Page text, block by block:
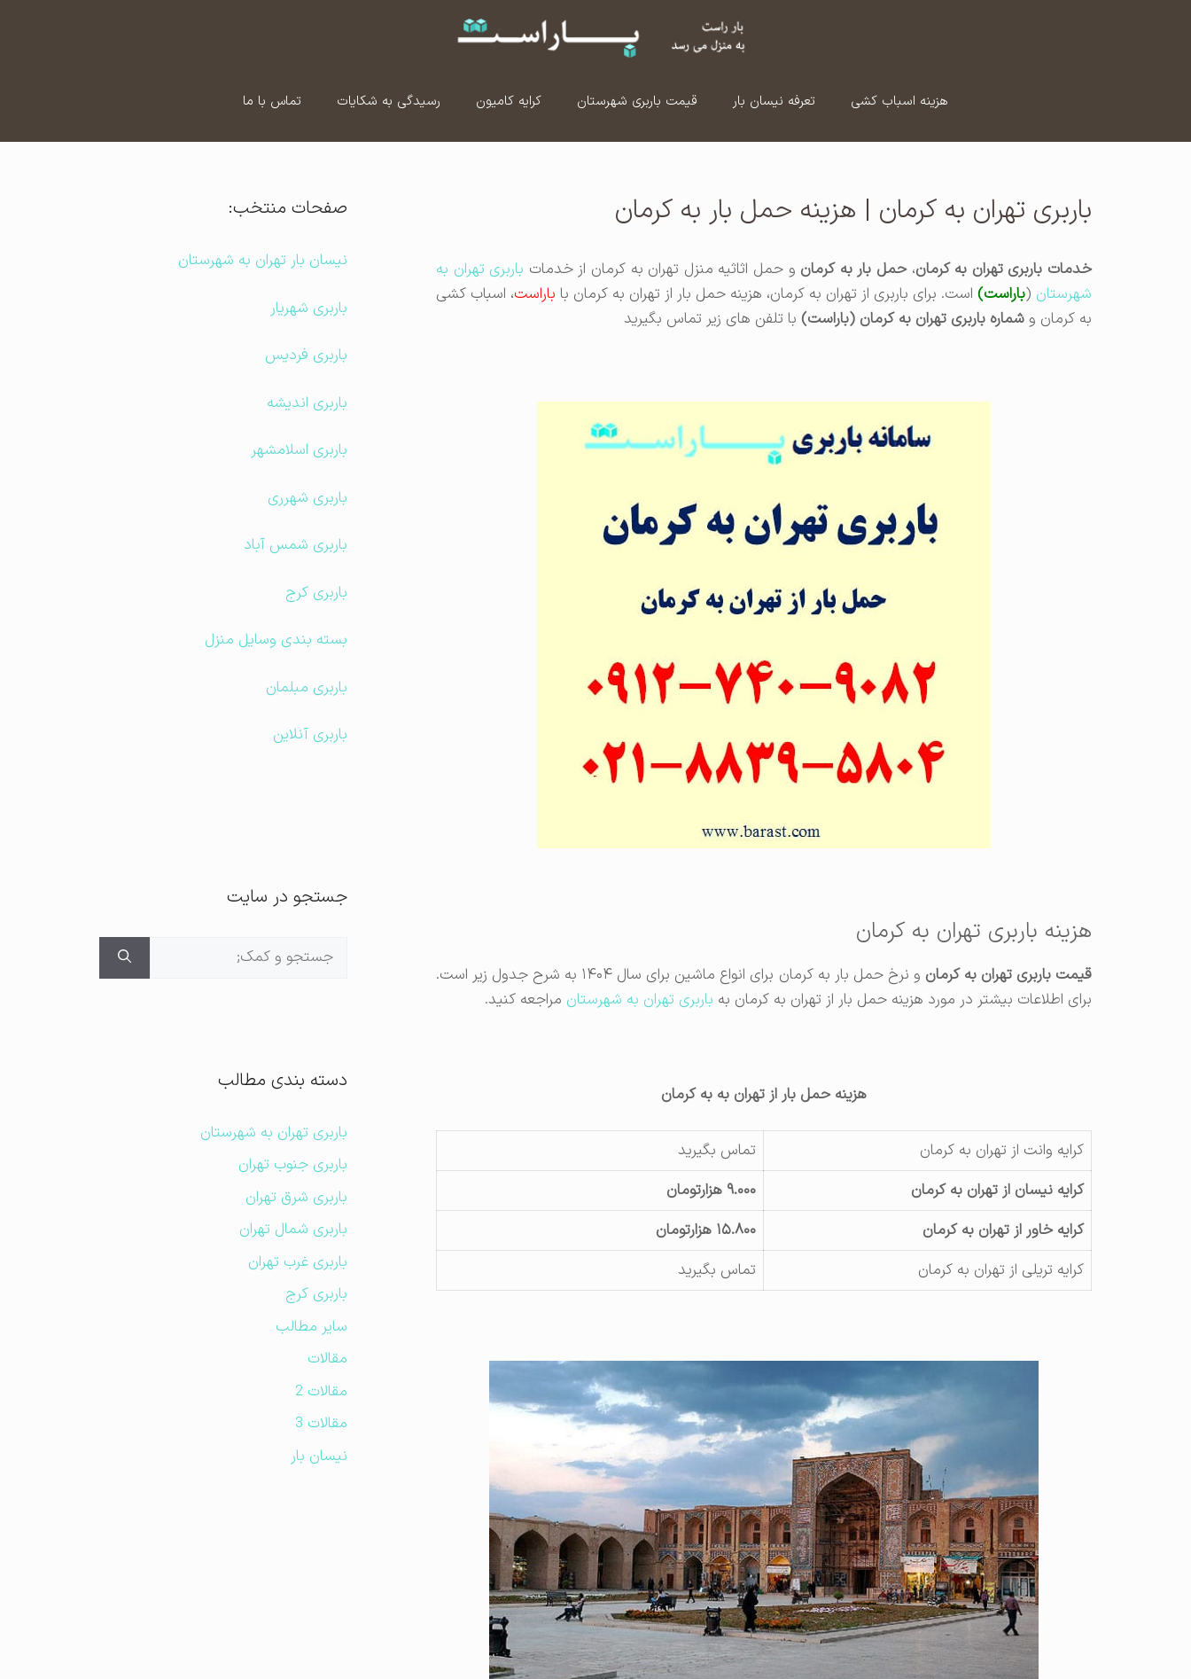
هزینه اسباب کشی تعرفه نیسان بار قیمت باربری شهرستان کرایه کامیون رسیدگی به شکایات تماس با ما
باربری تهران به کرمان | هزینه حمل بار به کرمان
خدمات باربری تهران به کرمان،حمل بار به کرمان و حمل اثاثیه منزل تهران به کرمان از خدمات باربری تهران به
شهرستان (باراست) است. برای باربری از تهران به کرمان، هزینه حمل بار از تهران به کرمان با باراست، اسباب کشی
به کرمان وشماره باربری تهران به کرمان (باراست) با تلفن های زیر تماس بگیرید
هزینه باربری تهران به کرمان
قیمت باربری تهران به کرمان
و نرخ حمل بار به کرمان برای انواع ماشین برای سال ۱۴۰۴ به شرح جدول زیر است.
برای اطلاعات بیشتر در مورد هزینه حمل بار از تهران به کرمان به باربری تهران به شهرستان مراجعه کنید.
هزینه حمل بار از تهران به به کرمان
کرایه وانت از تهران به کرمان
تماس بگیرید
کرایه نیسان از تهران به کرمان
۹.۰۰۰ هزارتومان
کرایه خاور از تهران به کرمان
۱۵.۸۰۰ هزارتومان
کرایه تریلی از تهران به کرمان
تماس بگیرید
صفحات منتخب:
نیسان بار تهران به شهرستان
باربری شهریار
باربری فردیس
باربری اندیشه
باربری اسلامشهر
باربری شهرری
باربری شمس آباد
باربری کرج
بسته بندی وسایل منزل
باربری مبلمان
باربری آنلاین
جستجو در سایت
جستجوی
دسته بندی مطالب
باربری تهران به شهرستان
باربری جنوب تهران
باربری شرق تهران
باربری شمال تهران
باربری غرب تهران
باربری کرج
سایر مطالب
مقالات
مقالات 2
مقالات 3
نیسان بار